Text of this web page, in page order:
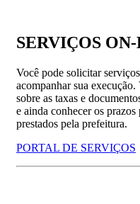
SERVIÇOS
Você pode solicitar
acompanhar sua
sobre as taxas e
e ainda conhecer os
prestados pela prefeitura.
PORTAL DE SERVIÇOS